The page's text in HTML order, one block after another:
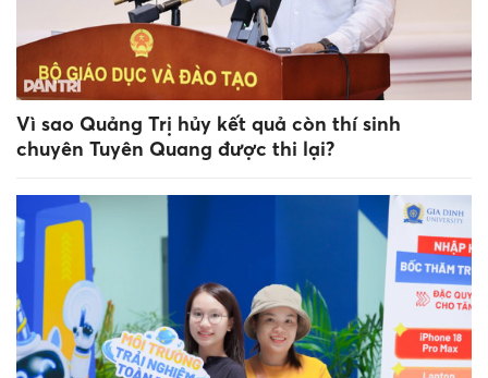
Vì sao Quảng Trị hủy kết quả còn thí sinh
chuyên Tuyên Quang được thi lại?